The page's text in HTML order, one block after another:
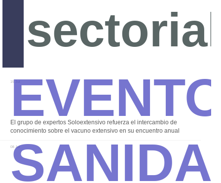
15 Jul
El grupo de expertos Soloextensivo refuerza el intercambio de
conocimiento sobre el vacuno extensivo en su encuentro anual
08 Jul